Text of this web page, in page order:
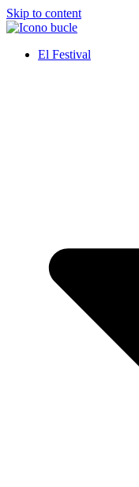
Skip to content
El Festival